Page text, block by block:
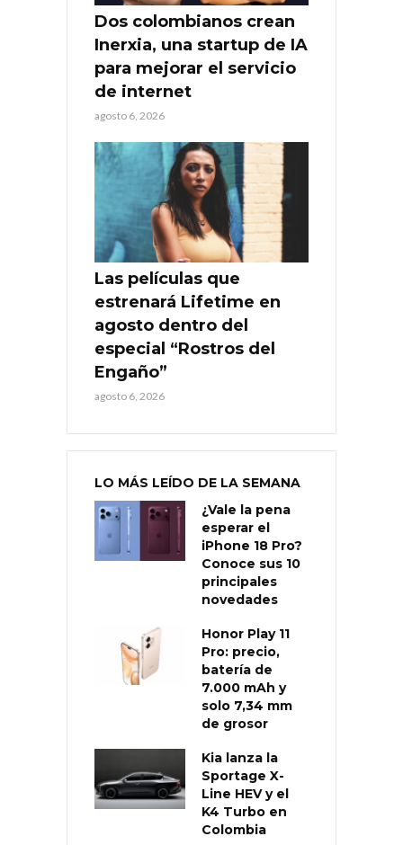
Dos colombianos crean
Inerxia, una startup de IA
para mejorar el servicio
de internet
agosto 6, 2026
Las películas que
estrenará Lifetime en
agosto dentro del
especial “Rostros del
Engaño”
agosto 6, 2026
LO MÁS LEÍDO DE LA SEMANA
¿Vale la pena
esperar el
iPhone 18 Pro?
Conoce sus 10
principales
novedades
Honor Play 11
Pro: precio,
batería de
7.000 mAh y
solo 7,34 mm
de grosor
Kia lanza la
Sportage X-
Line HEV y el
K4 Turbo en
Colombia